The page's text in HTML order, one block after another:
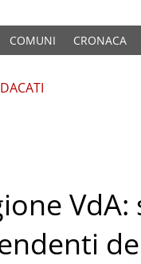
COMUNI CRONACA